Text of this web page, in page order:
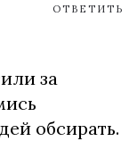
ОТВЕТИТЬ
за
обсирать.